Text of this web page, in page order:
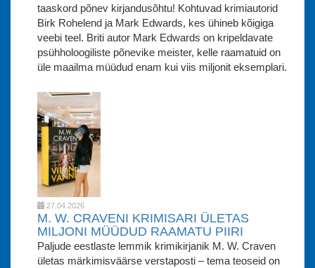
taaskord põnev kirjandusõhtu! Kohtuvad krimiautorid
Birk Rohelend ja Mark Edwards, kes ühineb kõigiga
veebi teel. Briti autor Mark Edwards on kripeldavate
psühholoogiliste põnevike meister, kelle raamatuid on
üle maailma müüdud enam kui viis miljonit eksemplari.
27.04.2026
M. W. CRAVENI KRIMISARI ÜLETAS
MILJONI MÜÜDUD RAAMATU PIIRI
Paljude eestlaste lemmik krimikirjanik M. W. Craven
ületas märkimisväärse verstaposti – tema teoseid on